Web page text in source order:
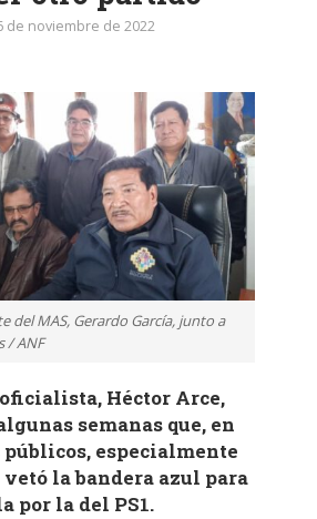
de noviembre de 2022
del MAS, Gerardo García, junto a
/ ANF
Héctor Arce,
semanas que, en
especialmente
vetó la bandera azul para
por la del PS1.